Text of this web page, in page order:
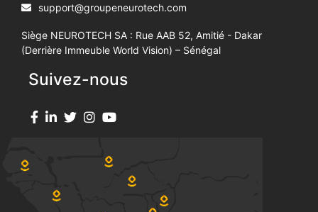
support@groupeneurotech.com
Siège NEUROTECH SA : Rue AAB 52, Amitié - Dakar
(Derrière Immeuble World Vision) – Sénégal
Suivez-nous